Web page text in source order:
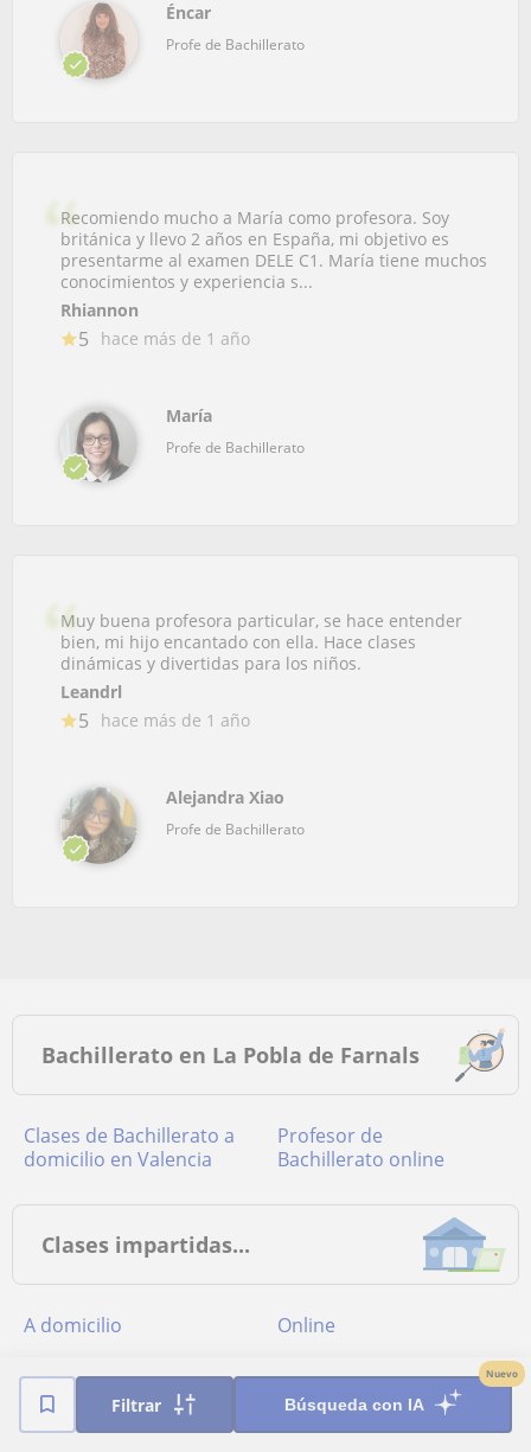
Filtrar Búsqueda con IA
Nuevo
Éncar
Profe de Bachillerato
Recomiendo mucho a María como profesora. Soy
británica y llevo 2 años en España, mi objetivo es
presentarme al examen DELE C1. María tiene muchos
conocimientos y experiencia s...
Rhiannon
5 hace más de 1 año
María
Profe de Bachillerato
Muy buena profesora particular, se hace entender
bien, mi hijo encantado con ella. Hace clases
dinámicas y divertidas para los niños.
Leandrl
5 hace más de 1 año
Alejandra Xiao
Profe de Bachillerato
Bachillerato en La Pobla de Farnals
Clases de Bachillerato a
domicilio en Valencia
Profesor de
Bachillerato online
Clases impartidas...
a domicilio online
Provincias más buscadas